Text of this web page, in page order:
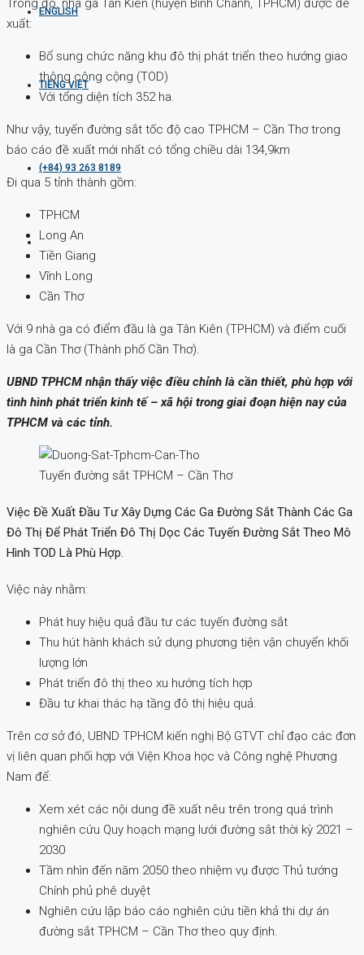
ENGLISH
TIẾNG VIỆT
(+84) 93 263 8189
Trong đó, nhà ga Tân Kiên (huyện Bình Chánh, TPHCM) được đề
xuất:
Bổ sung chức năng khu đô thị phát triển theo hướng giao
thông công cộng (TOD)
Với tổng diện tích 352 ha.
Như vậy, tuyến đường sắt tốc độ cao TPHCM – Cần Thơ trong
báo cáo đề xuất mới nhất có tổng chiều dài 134,9km
Đi qua 5 tỉnh thành gồm:
TPHCM
Long An
Tiền Giang
Vĩnh Long
Cần Thơ
Với 9 nhà ga có điểm đầu là ga Tân Kiên (TPHCM) và điểm cuối
là ga Cần Thơ (Thành phố Cần Thơ).
UBND TPHCM nhận thấy việc điều chỉnh là cần thiết, phù hợp với
tình hình phát triển kinh tế – xã hội trong giai đoạn hiện nay của
TPHCM và các tỉnh.
Tuyến đường sắt TPHCM – Cần Thơ
Việc Đề Xuất Đầu Tư Xây Dựng Các Ga Đường Sắt Thành Các Ga
Đô Thị Để Phát Triển Đô Thị Dọc Các Tuyến Đường Sắt Theo Mô
Hình TOD Là Phù Hợp.
Việc này nhằm:
Phát huy hiệu quả đầu tư các tuyến đường sắt
Thu hút hành khách sử dụng phương tiện vận chuyển khối
lượng lớn
Phát triển đô thị theo xu hướng tích hợp
Đầu tư khai thác hạ tầng đô thị hiệu quả.
Trên cơ sở đó, UBND TPHCM kiến nghị Bộ GTVT chỉ đạo các đơn
vị liên quan phối hợp với Viện Khoa học và Công nghệ Phương
Nam để:
Xem xét các nội dung đề xuất nêu trên trong quá trình
nghiên cứu Quy hoạch mạng lưới đường sắt thời kỳ 2021 –
2030
Tầm nhìn đến năm 2050 theo nhiệm vụ được Thủ tướng
Chính phủ phê duyệt
Nghiên cứu lập báo cáo nghiên cứu tiền khả thi dự án
đường sắt TPHCM – Cần Thơ theo quy định.